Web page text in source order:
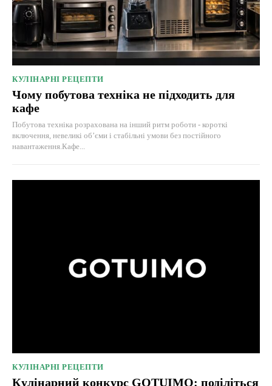
КУЛІНАРНІ РЕЦЕПТИ
Чому побутова техніка не підходить для
кафе
Побутова техніка розрахована на інший ритм роботи - короткі
включення, невеликі об’єми і стабільні умови без постійного
навантаження.Кафе...
КУЛІНАРНІ РЕЦЕПТИ
Кулінарний конкурс GOTUIMO: поділіться